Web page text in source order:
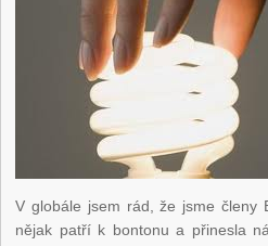
V globále jsem rád, že jsme členy
nějak patří k bontonu a přinesla